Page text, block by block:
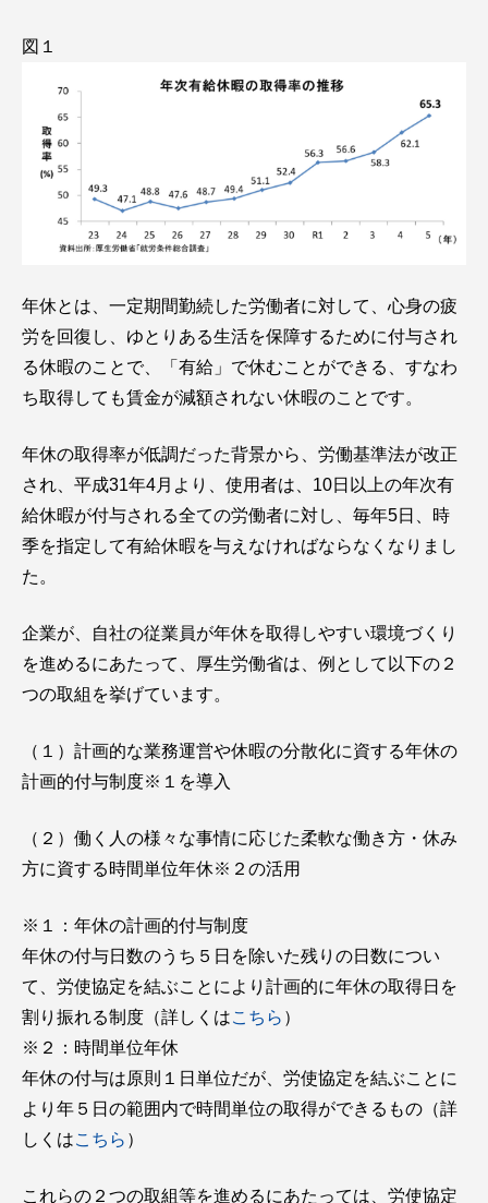
図１
年休とは、一定期間勤続した労働者に対して、心身の疲
労を回復し、ゆとりある生活を保障するために付与され
る休暇のことで、「有給」で休むことができる、すなわ
ち取得しても賃金が減額されない休暇のことです。
年休の取得率が低調だった背景から、労働基準法が改正
され、平成31年4月より、使用者は、10日以上の年次有
給休暇が付与される全ての労働者に対し、毎年5日、時
季を指定して有給休暇を与えなければならなくなりまし
た。
企業が、自社の従業員が年休を取得しやすい環境づくり
を進めるにあたって、厚生労働省は、例として以下の２
つの取組を挙げています。
（１）計画的な業務運営や休暇の分散化に資する年休の
計画的付与制度※１を導入
（２）働く人の様々な事情に応じた柔軟な働き方・休み
方に資する時間単位年休※２の活用
※１：年休の計画的付与制度
年休の付与日数のうち５日を除いた残りの日数につい
て、労使協定を結ぶことにより計画的に年休の取得日を
割り振れる制度（詳しくはこちら ）
※２：時間単位年休
年休の付与は原則１日単位だが、労使協定を結ぶことに
より年５日の範囲内で時間単位の取得ができるもの（詳
しくはこちら ）
これらの２つの取組等を進めるにあたっては、労使協定